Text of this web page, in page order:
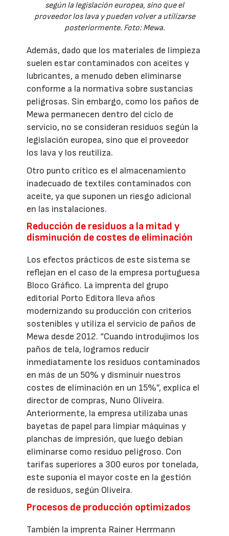
según la legislación europea, sino que el
proveedor los lava y pueden volver a utilizarse
posteriormente. Foto: Mewa.
Además, dado que los materiales de limpieza
suelen estar contaminados con aceites y
lubricantes, a menudo deben eliminarse
conforme a la normativa sobre sustancias
peligrosas. Sin embargo, como los paños de
Mewa permanecen dentro del ciclo de
servicio, no se consideran residuos según la
legislación europea, sino que el proveedor
los lava y los reutiliza.
Otro punto crítico es el almacenamiento
inadecuado de textiles contaminados con
aceite, ya que suponen un riesgo adicional
en las instalaciones.
Reducción de residuos a la mitad y
disminución de costes de eliminación
Los efectos prácticos de este sistema se
reflejan en el caso de la empresa portuguesa
Bloco Gráfico. La imprenta del grupo
editorial Porto Editora lleva años
modernizando su producción con criterios
sostenibles y utiliza el servicio de paños de
Mewa desde 2012. “Cuando introdujimos los
paños de tela, logramos reducir
inmediatamente los residuos contaminados
en más de un 50% y disminuir nuestros
costes de eliminación en un 15%”, explica el
director de compras, Nuno Oliveira.
Anteriormente, la empresa utilizaba unas
bayetas de papel para limpiar máquinas y
planchas de impresión, que luego debían
eliminarse como residuo peligroso. Con
tarifas superiores a 300 euros por tonelada,
este suponía el mayor coste en la gestión
de residuos, según Oliveira.
Procesos de producción optimizados
También la imprenta Rainer Herrmann